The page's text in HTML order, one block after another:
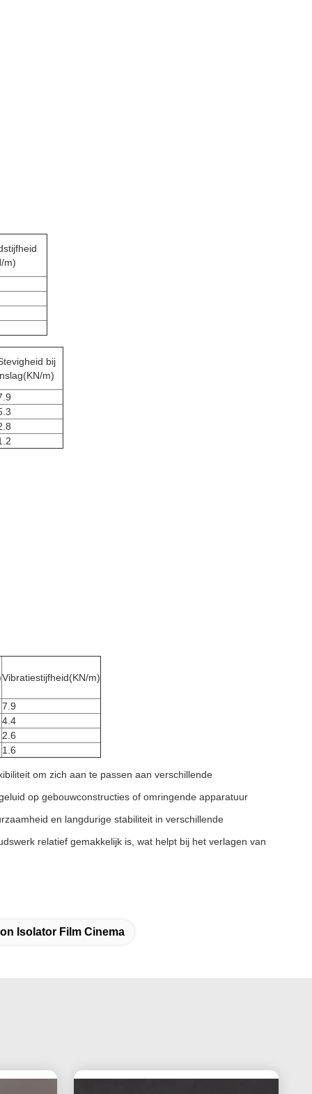
m)
bij
(KN/m)
Vibratiestijfheid(KN/m)
7.9
4.4
2.6
1.6
om zich aan te passen aan verschillende
op gebouwconstructies of omringende apparatuur
en langdurige stabiliteit in verschillende
relatief gemakkelijk is, wat helpt bij het verlagen van
Isolator Film Cinema